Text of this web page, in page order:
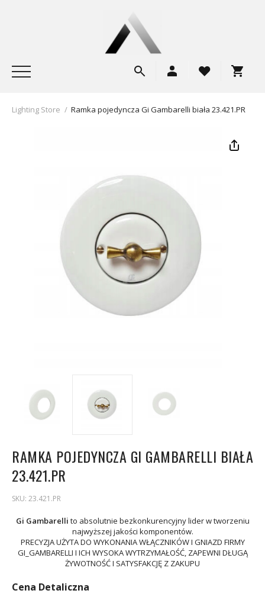
Lighting Store / Ramka pojedyncza Gi Gambarelli biała 23.421.PR
RAMKA POJEDYNCZA GI GAMBARELLI BIAŁA
23.421.PR
SKU: 23.421.PR
Gi Gambarelli to absolutnie bezkonkurencyjny lider w tworzeniu
najwyższej jakości komponentów.
PRECYZJA UŻYTA DO WYKONANIA WŁĄCZNIKÓW I GNIAZD FIRMY
GI_GAMBARELLI I ICH WYSOKA WYTRZYMAŁOŚĆ, ZAPEWNI DŁUGĄ
ŻYWOTNOŚĆ I SATYSFAKCJĘ Z ZAKUPU
Cena Detaliczna